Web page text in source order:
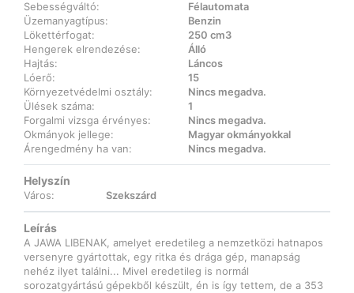
Sebességváltó:
Félautomata
Üzemanyagtípus:
Benzin
Lökettérfogat:
250 cm3
Hengerek elrendezése:
Álló
Hajtás:
Láncos
Lóerő:
15
Környezetvédelmi osztály:
Nincs megadva.
Ülések száma:
1
Forgalmi vizsga érvényes:
Nincs megadva.
Okmányok jellege:
Magyar okmányokkal
Árengedmény ha van:
Nincs megadva.
Helyszín
Város: Szekszárd
Leírás
A JAWA LIBENAK, amelyet eredetileg a nemzetközi hatnapos
versenyre gyártottak, egy ritka és drága gép, manapság
nehéz ilyet találni... Mivel eredetileg is normál
sorozatgyártású gépekből készült, én is így tettem, de a 353